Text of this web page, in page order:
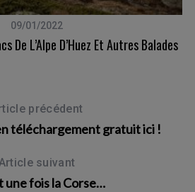
09/01/2022
De L’Alpe D’Huez Et Autres Balades
précédent
téléchargement gratuit ici !
suivant
une fois la Corse…